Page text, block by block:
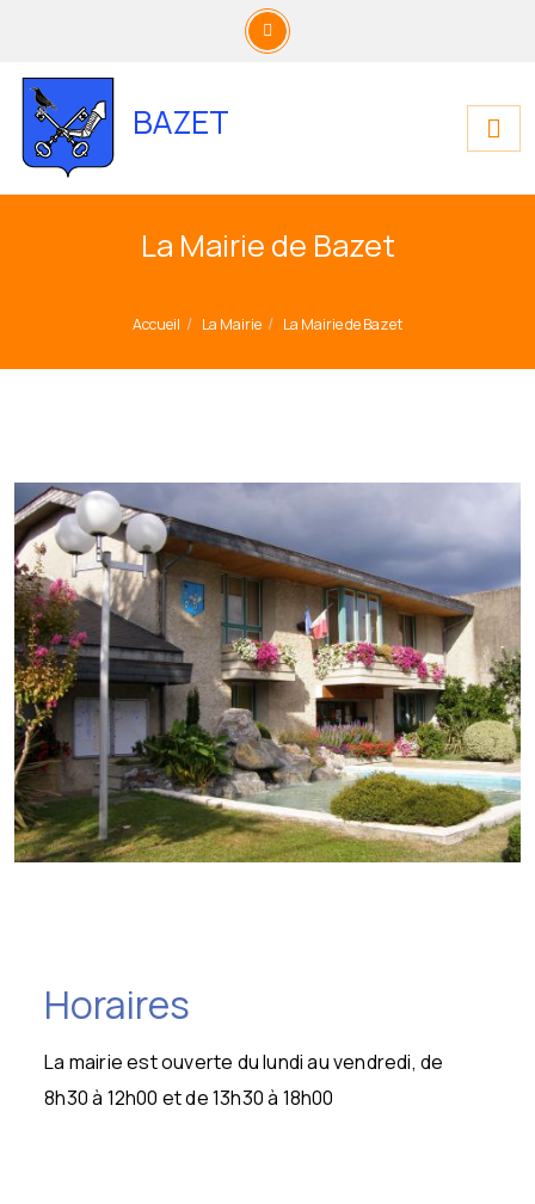
BAZET
La Mairie de Bazet
Accueil La Mairie La Mairie de Bazet
Horaires
La mairie est ouverte du lundi au vendredi, de
8h30 à 12h00 et de 13h30 à 18h00